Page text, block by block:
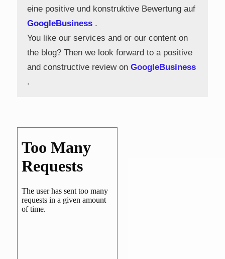
eine positive und konstruktive Bewertung auf
GoogleBusiness .
You like our services and or our content on
the blog? Then we look forward to a positive
and constructive review on GoogleBusiness
.